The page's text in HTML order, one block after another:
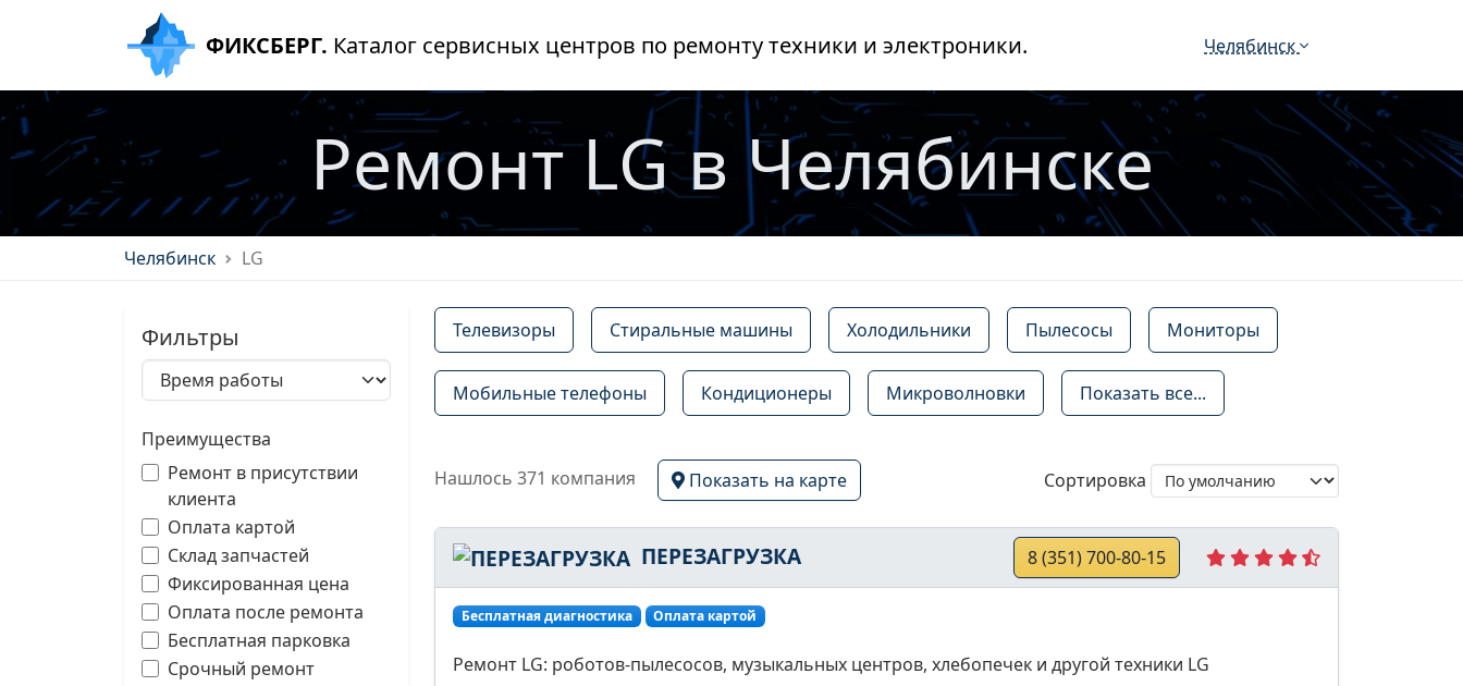
ФИКСБЕРГ. Каталог сервисных центров по ремонту техники и электроники. Челябинск
Ремонт LG в Челябинске
Челябинск LG
Фильтры
Преимущества
Ремонт в присутствии
клиента
Оплата картой
Склад запчастей
Фиксированная цена
Оплата после ремонта
Бесплатная парковка
Срочный ремонт
Телевизоры Стиральные машины Холодильники Пылесосы Мониторы
Мобильные телефоны Кондиционеры Микроволновки Показать все...
Нашлось 371 компания Показать на карте Сортировка
ПЕРЕЗАГРУЗКА 8 (351) 700-80-15
Бесплатная диагностика Оплата картой
Ремонт LG: роботов-пылесосов, музыкальных центров, хлебопечек и другой техники LG